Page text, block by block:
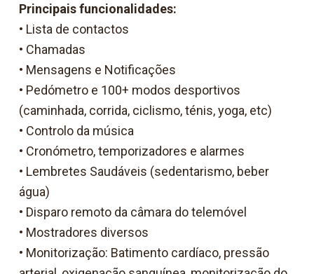
Principais funcionalidades:
• Lista de contactos
• Chamadas
• Mensagens e Notificações
• Pedómetro e 100+ modos desportivos
(caminhada, corrida, ciclismo, ténis, yoga, etc)
• Controlo da música
• Cronómetro, temporizadores e alarmes
• Lembretes Saudáveis (sedentarismo, beber
água)
• Disparo remoto da câmara do telemóvel
• Mostradores diversos
• Monitorização: Batimento cardíaco, pressão